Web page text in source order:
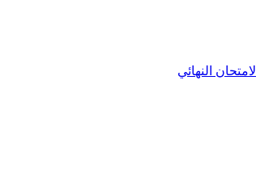
الامتحان النهائي